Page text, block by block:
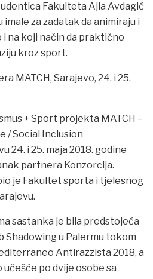
Fakulteta Ajla Avdagić
imale za zadatak da animiraju i
na koji način da praktično
kroz sport.
MATCH, Sarajevo, 24. i 25.
+ Sport projekta MATCH –
/ Social Inclusion
24. i 25. maja 2018. godine
partnera Konzorcija.
je Fakultet sporta i tjelesnog
sastanka je bila predstojeća
u Palermu tokom
Antirazzista 2018, a
po dvije osobe sa